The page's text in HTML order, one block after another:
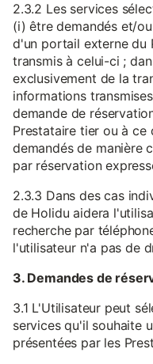
2.3.2 Les services
(i) être demandés et/
d'un portail externe du
transmis à celui-ci ;
exclusivement de la
informations
demande de
Prestataire tier ou à
demandés de manière
par réservation
2.3.3 Dans des cas
de Holidu aidera
recherche par
l'utilisateur n'a pas de
3. Demandes de
3.1 L'Utilisateur peut
services qu'il souhaite
présentées par les